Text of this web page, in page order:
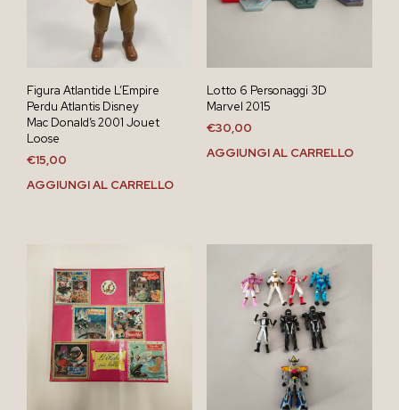
Figura Atlantide L’Empire
Perdu Atlantis Disney
Mac Donald’s 2001 Jouet
Loose
€15,00
AGGIUNGI AL CARRELLO
Lotto 6 Personaggi 3D
Marvel 2015
€30,00
AGGIUNGI AL CARRELLO